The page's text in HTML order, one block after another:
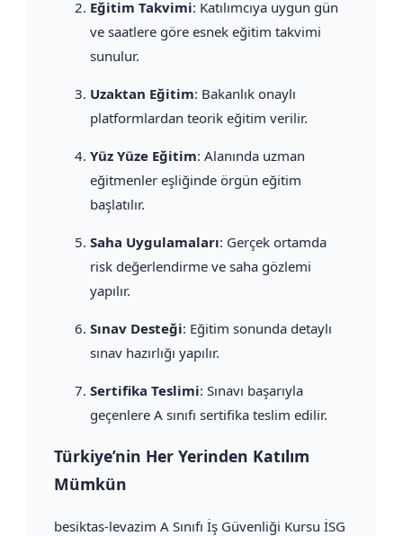
Eğitim Takvimi: Katılımcıya uygun gün
ve saatlere göre esnek eğitim takvimi
sunulur.
Uzaktan Eğitim: Bakanlık onaylı
platformlardan teorik eğitim verilir.
Yüz Yüze Eğitim: Alanında uzman
eğitmenler eşliğinde örgün eğitim
başlatılır.
Saha Uygulamaları: Gerçek ortamda
risk değerlendirme ve saha gözlemi
yapılır.
Sınav Desteği: Eğitim sonunda detaylı
sınav hazırlığı yapılır.
Sertifika Teslimi: Sınavı başarıyla
geçenlere A sınıfı sertifika teslim edilir.
Türkiye’nin Her Yerinden Katılım
Mümkün
besiktas-levazim A Sınıfı İş Güvenliği Kursu İSG